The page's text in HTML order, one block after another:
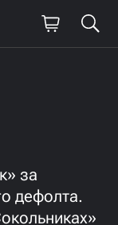
за
дефолта.
1000